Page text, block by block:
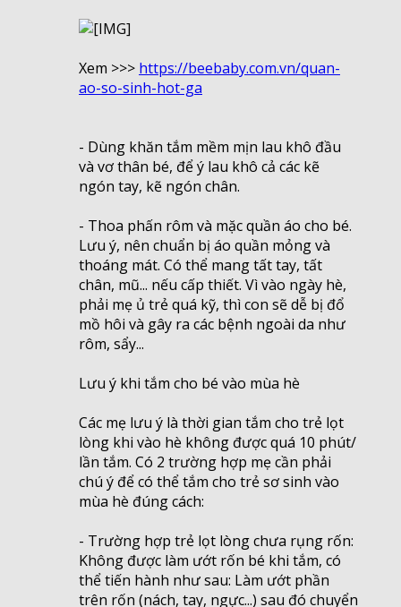
Xem >>> https://beebaby.com.vn/quan-
ao-so-sinh-hot-ga
- Dùng khăn tắm mềm mịn lau khô đầu
và vơ thân bé, để ý lau khô cả các kẽ
ngón tay, kẽ ngón chân.
- Thoa phấn rôm và mặc quần áo cho bé.
Lưu ý, nên chuẩn bị áo quần mỏng và
thoáng mát. Có thể mang tất tay, tất
chân, mũ... nếu cấp thiết. Vì vào ngày hè,
phải mẹ ủ trẻ quá kỹ, thì con sẽ dễ bị đổ
mồ hôi và gây ra các bệnh ngoài da như
rôm, sẩy...
Lưu ý khi tắm cho bé vào mùa hè
Các mẹ lưu ý là thời gian tắm cho trẻ lọt
lòng khi vào hè không được quá 10 phút/
lần tắm. Có 2 trường hợp mẹ cần phải
chú ý để có thể tắm cho trẻ sơ sinh vào
mùa hè đúng cách:
- Trường hợp trẻ lọt lòng chưa rụng rốn:
Không được làm ướt rốn bé khi tắm, có
thể tiến hành như sau: Làm ướt phần
trên rốn (nách, tay, ngực...) sau đó chuyển